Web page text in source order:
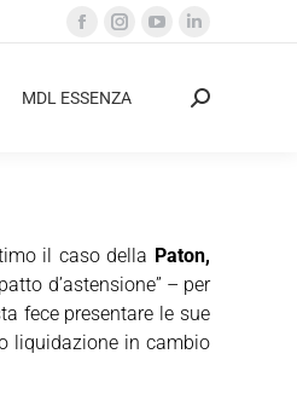
Facebook
opens
Instagram
opens
YouTube
opens
Linkedin
opens
MDL ESSENZA Cerca:
il caso della Paton,
d’astensione” – per
fece presentare le sue
liquidazione in cambio